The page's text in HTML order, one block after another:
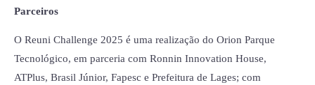
Parceiros
O Reuni Challenge 2025 é uma realização do Orion Parque
Tecnológico, em parceria com Ronnin Innovation House,
ATPlus, Brasil Júnior, Fapesc e Prefeitura de Lages; com